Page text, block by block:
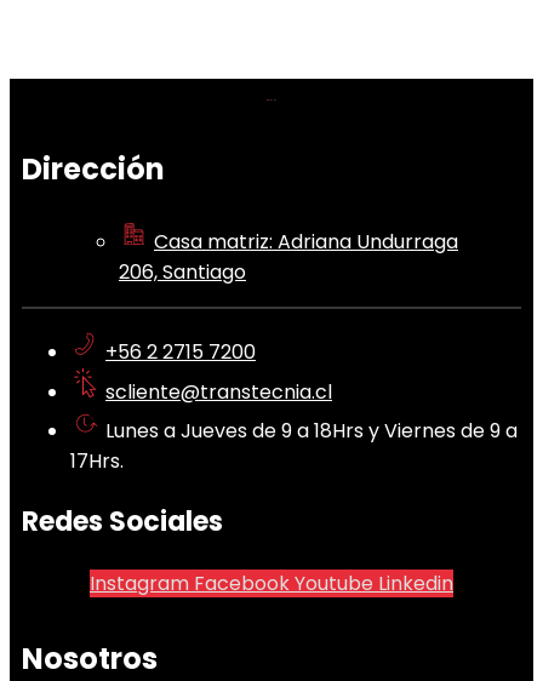
Dirección
Casa matriz: Adriana Undurraga
206, Santiago
+56 2 2715 7200
scliente@transtecnia.cl
Lunes a Jueves de 9 a 18Hrs y Viernes de 9 a
17Hrs.
Redes Sociales
Instagram FacebookYoutube Linkedin
Nosotros